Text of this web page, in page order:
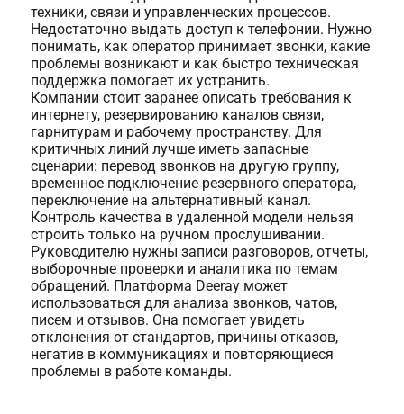
техники, связи и управленческих процессов.
Недостаточно выдать доступ к телефонии. Нужно
понимать, как оператор принимает звонки, какие
проблемы возникают и как быстро техническая
поддержка помогает их устранить.
Компании стоит заранее описать требования к
интернету, резервированию каналов связи,
гарнитурам и рабочему пространству. Для
критичных линий лучше иметь запасные
сценарии: перевод звонков на другую группу,
временное подключение резервного оператора,
переключение на альтернативный канал.
Контроль качества в удаленной модели нельзя
строить только на ручном прослушивании.
Руководителю нужны записи разговоров, отчеты,
выборочные проверки и аналитика по темам
обращений. Платформа Deeray может
использоваться для анализа звонков, чатов,
писем и отзывов. Она помогает увидеть
отклонения от стандартов, причины отказов,
негатив в коммуникациях и повторяющиеся
проблемы в работе команды.